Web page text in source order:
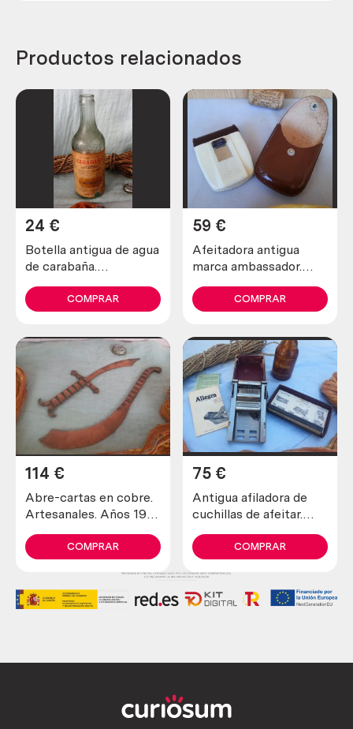
Productos relacionados
Botella antigua de agua
de carabaña.
24 €
COMPRAR
Afeitadora antigua
marca ambassador.
colección
59 €
COMPRAR
Abre-cartas en cobre.
Artesanales. Años 1900
letters in copper
114 €
COMPRAR
Antigua afiladora de
cuchillas de afeitar.
75 €
COMPRAR